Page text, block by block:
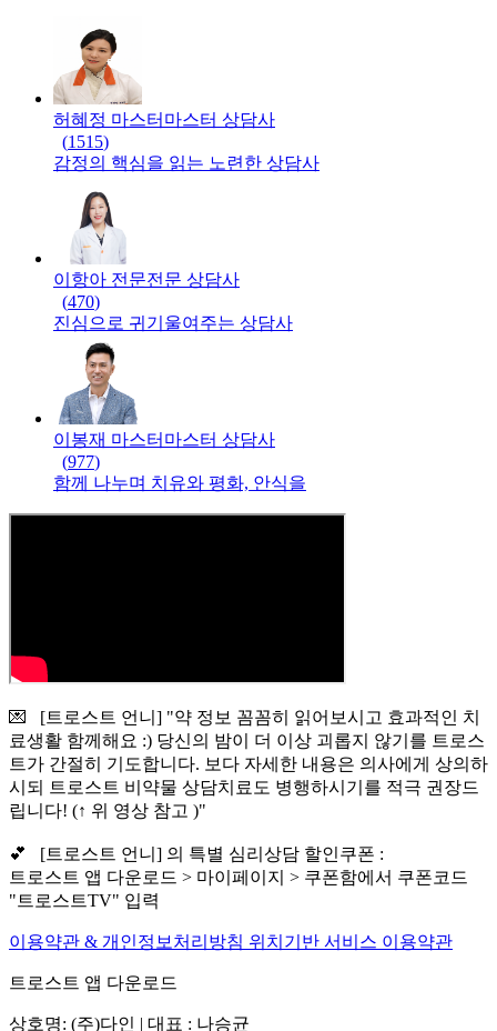
허혜정 마스터 마스터 상담사
(1515)
감정의 핵심을 읽는 노련한 상담사
이항아 전문전문 상담사
(470)
진심으로 귀기울여주는 상담사
이봉재 마스터 마스터 상담사
(977)
함께 나누며 치유와 평화, 안식을
💌 [트로스트 언니] "약 정보 꼼꼼히 읽어보시고 효과적인 치
료생활 함께해요 :) 당신의 밤이 더 이상 괴롭지 않기를 트로스
트가 간절히 기도합니다. 보다 자세한 내용은 의사에게 상의하
시되 트로스트 비약물 상담치료도 병행하시기를 적극 권장드
립니다! (↑ 위 영상 참고 )"
💕 [트로스트 언니] 의 특별 심리상담 할인쿠폰 :
트로스트 앱 다운로드 > 마이페이지 > 쿠폰함에서 쿠폰코드
"트로스트TV" 입력
이용약관 & 개인정보처리방침 위치기반 서비스 이용약관
트로스트 앱 다운로드
상호명: (주)다인 | 대표 : 나승균